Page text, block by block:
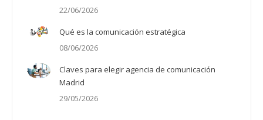
22/06/2026
Qué es la comunicación estratégica
08/06/2026
Claves para elegir agencia de comunicación
Madrid
29/05/2026